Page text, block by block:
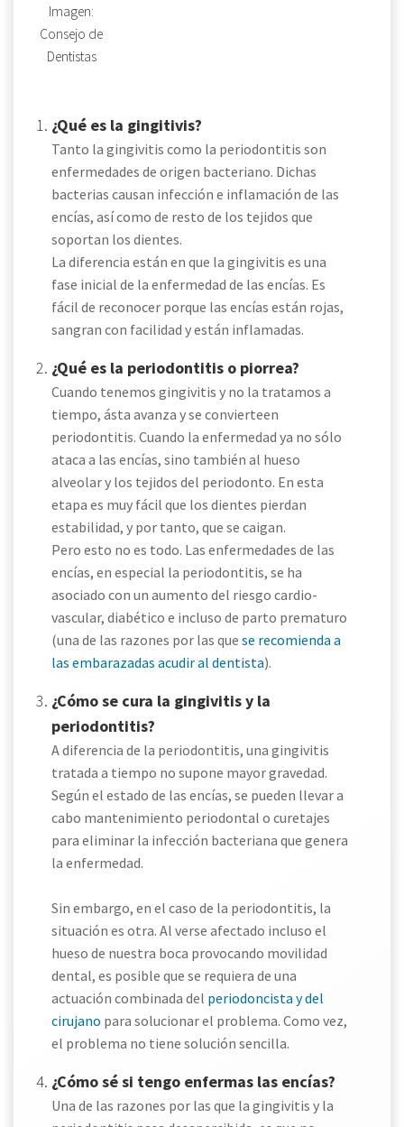
Imagen:
Consejo de
Dentistas
¿Qué es la gingitivis?
Tanto la gingivitis como la periodontitis son
enfermedades de origen bacteriano. Dichas
bacterias causan infección e inflamación de las
encías, así como de resto de los tejidos que
soportan los dientes.
La diferencia están en que la gingivitis es una
fase inicial de la enfermedad de las encías. Es
fácil de reconocer porque las encías están rojas,
sangran con facilidad y están inflamadas.
¿Qué es la periodontitis o piorrea?
Cuando tenemos gingivitis y no la tratamos a
tiempo, ásta avanza y se convierteen
periodontitis. Cuando la enfermedad ya no sólo
ataca a las encías, sino también al hueso
alveolar y los tejidos del periodonto. En esta
etapa es muy fácil que los dientes pierdan
estabilidad, y por tanto, que se caigan.
Pero esto no es todo. Las enfermedades de las
encías, en especial la periodontitis, se ha
asociado con un aumento del riesgo cardio-
vascular, diabético e incluso de parto prematuro
(una de las razones por las que se recomienda a
las embarazadas acudir al dentista).
¿Cómo se cura la gingivitis y la
periodontitis?
A diferencia de la periodontitis, una gingivitis
tratada a tiempo no supone mayor gravedad.
Según el estado de las encías, se pueden llevar a
cabo mantenimiento periodontal o curetajes
para eliminar la infección bacteriana que genera
la enfermedad.
Sin embargo, en el caso de la periodontitis, la
situación es otra. Al verse afectado incluso el
hueso de nuestra boca provocando movilidad
dental, es posible que se requiera de una
actuación combinada del periodoncista y del
cirujano para solucionar el problema. Como vez,
el problema no tiene solución sencilla.
¿Cómo sé si tengo enfermas las encías?
Una de las razones por las que la gingivitis y la